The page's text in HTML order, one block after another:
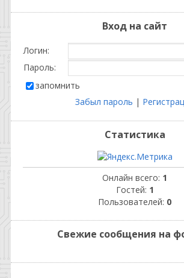
Вход на сайт
Логин:
Пароль:
запомнить
Забыл пароль |
Статистика
Онлайн всего: 1
Гостей: 1
Пользователей: 0
Свежие сообщения на